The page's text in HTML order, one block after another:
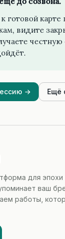
готовой
видите
честную
→ Ещё
для эпохи
ваш
работы,